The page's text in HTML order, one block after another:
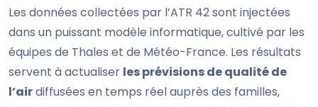
Les données collectées par l’ATR 42 sont injectées
dans un puissant modèle informatique, cultivé par les
équipes de Thales et de Météo-France. Les résultats
servent à actualiser les prévisions de qualité de
l’airdiffusées en temps réel auprès des familles,